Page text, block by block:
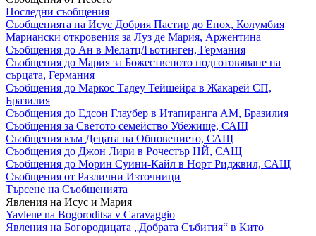
Последни съобщения
Съобщенията на Исус Добрия Пастир до Енох, Колумбия
Мариански откровения за Луз де Мария, Аржентина
Съобщения до Ан в Мелатц/Гьотинген, Германия
Съобщения до Мария за Божественото подготовяване на
сърцата, Германия
Съобщения до Маркос Тадеу Тейшейра в Жакарей СП,
Бразилия
Съобщения до Едсон Глаубер в Итапиранга АМ, Бразилия
Съобщения за Светото семейство Убежище, САЩ
Съобщения към Децата на Обновението, САЩ
Съобщения до Джон Лири в Рочестър НЙ, САЩ
Съобщения до Морин Суини-Кайл в Норт Риджвил, САЩ
Съобщения от Различни Източници
Търсене на Съобщенията
Явления на Исус и Мария
Yavlene na Bogoroditsa v Caravaggio
Явления на Богородицата „Добрата Събития“ в Кито